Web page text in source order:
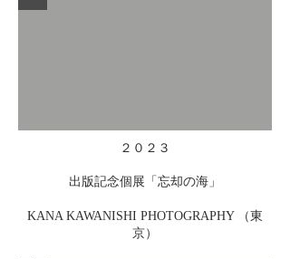
２０２３
出版記念個展「忘却の海」
KANA KAWANISHI PHOTOGRAPHY （東
京）